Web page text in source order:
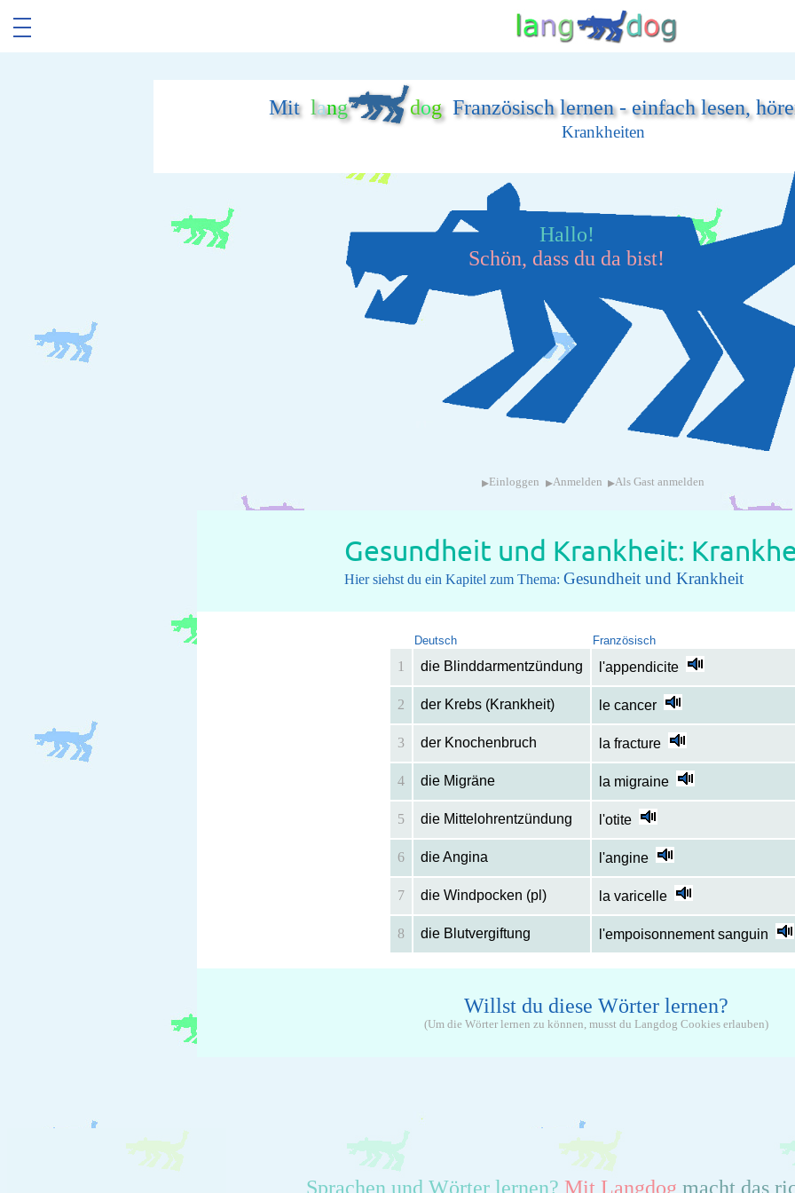
Mit lang dogFranzösisch lernen - einfach lesen,
Krankheiten
Hallo!
Schön, dass du da bist!
▸ Einloggen ▸Anmelden ▸Als Gast anmelden
Gesundheit und Krankheit:
Hier siehst du ein Kapitel zum Thema: Gesundheit und Krankheit
Deutsch Französisch
1 die Blinddarmentzündung l'appendicite
2 der Krebs (Krankheit) le cancer
3 der Knochenbruch la fracture
4 die Migräne la migraine
5 die Mittelohrentzündung l'otite
6 die Angina l'angine
7 die Windpocken (pl) la varicelle
8 die Blutvergiftung l'empoisonnement sanguin
Willst du diese Wörter lernen?
(Um die Wörter lernen zu können, musst du Langdog Cookies erlauben)
Sprachen und Wörter lernen? Mit Langdog macht das